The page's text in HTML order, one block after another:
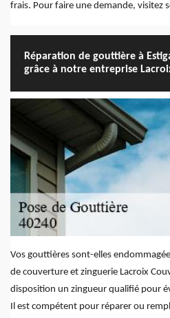
frais. Pour faire une demande, visitez
Réparation de gouttière à
grâce à notre entreprise
Vos gouttières sont-elles
de couverture et zinguerie Lacroix
disposition un zingueur qualifié pour
Il est compétent pour réparer ou